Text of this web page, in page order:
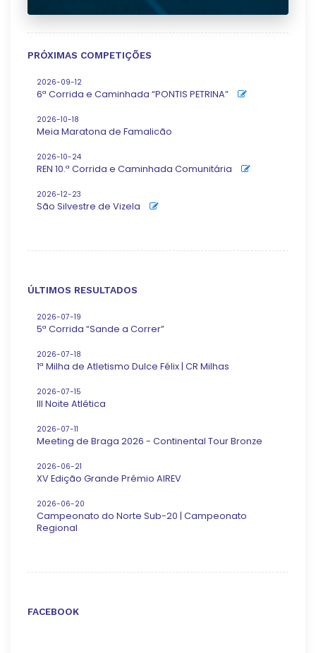
PRÓXIMAS COMPETIÇÕES
2026-09-12
6ª Corrida e Caminhada “PONTIS PETRINA”
2026-10-18
Meia Maratona de Famalicão
2026-10-24
REN 10.ª Corrida e Caminhada Comunitária
2026-12-23
São Silvestre de Vizela
ÚLTIMOS RESULTADOS
2026-07-19
5ª Corrida “Sande a Correr”
2026-07-18
1ª Milha de Atletismo Dulce Félix | CR Milhas
2026-07-15
III Noite Atlética
2026-07-11
Meeting de Braga 2026 - Continental Tour Bronze
2026-06-21
XV Edição Grande Prémio AIREV
2026-06-20
Campeonato do Norte Sub-20 | Campeonato
Regional
FACEBOOK